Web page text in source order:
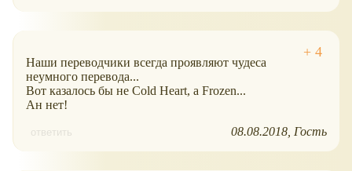
Наши переводчики всегда проявляют чудеса
неумного перевода...
Вот казалось бы не Cold Heart, а Frozen...
Ан нет!
ответить 08.08.2018 Гость